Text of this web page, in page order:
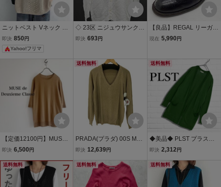
ニットベスト Vネック 透
かし編み 薄手 サマーニッ
ト 重ね着 体型カバー 夏
即決 850 円
Yahoo!フリマ
◇ 23区 ニジュウサンク
リブニット 薄手 Vネック
系 レディース P
即決 693 円
【良品】REGAL リーガル
★ V088 タッセルローフ
現在 5,990 円
【定価12100円】MUSE d
e Deuxieme Classe ドゥ
ネックプルオーバー キャ
メル ベージュ 5分袖 ニッ
ト MADE IN JAPAN
即決 6,500 円
送料無料
PRADA(プラダ) 00S MAD
E IN ITALY シルク ウール
薄手 中古 古着 0306
即決 12,639円
送料無料
◆美品◆ PLST プラステ
コットン 薄手 ニット Vネ
織り 長袖 ロング カーディ
ガン レディース グリーン
M 1886E□
即決 2,312 円
送料無料 送料無料 送料無料